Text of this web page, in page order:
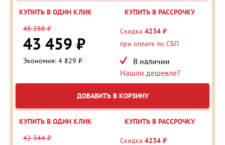
КУПИТЬ В ОДИН КЛИК
КУПИТЬ В РАССРОЧКУ
48 288 ₽
43 459 ₽
Экономия: 4 829 ₽
Скидка 4234 ₽
при оплате по СБП
В наличии
Нашли дешевле?
ДОБАВИТЬ В КОРЗИНУ
КУПИТЬ В ОДИН КЛИК
КУПИТЬ В РАССРОЧКУ
42 344 ₽
Скидка 4234 ₽